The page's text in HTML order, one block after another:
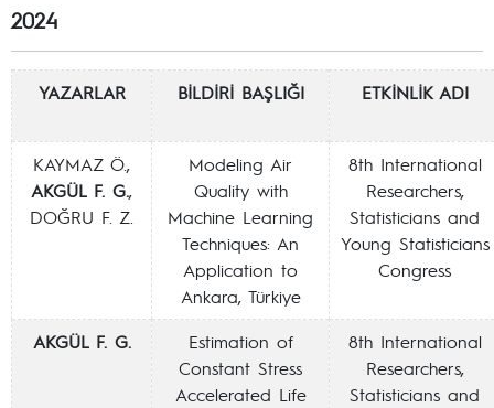
2024
YAZARLAR BİLDİRİ BAŞLIĞI ETKİNLİK ADI
KAYMAZ Ö.,
AKGÜL F. G.,
DOĞRU F. Z.
Modeling Air
Quality with
Machine Learning
Techniques: An
Application to
Ankara, Türkiye
8th International
Researchers,
Statisticians and
Young Statisticians
Congress
AKGÜL F. G.
Estimation of
Constant Stress
Accelerated Life
8th International
Researchers,
Statisticians and